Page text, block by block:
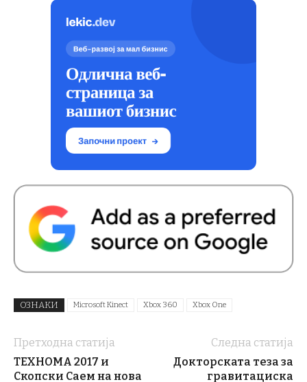
ОЗНАКИ Microsoft Kinect Xbox 360 Xbox One
Претходна статија
ТЕХНОМА 2017 и
Скопски Саем на нова
Следна статија
Докторската теза за
гравитациска